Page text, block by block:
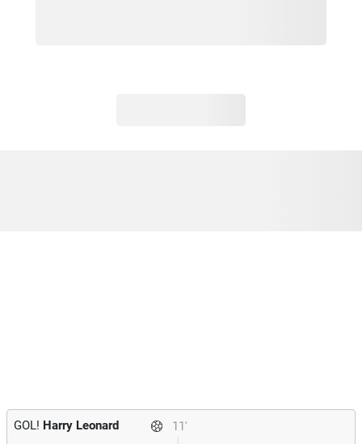
11'
GOL! Harry Leonard